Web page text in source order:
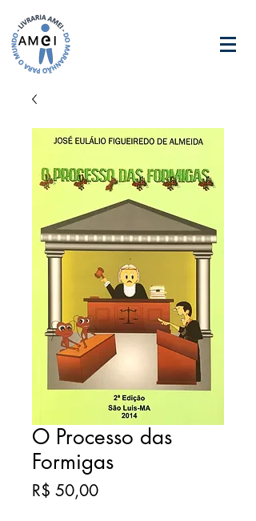
O Processo das
Formigas
R$ 50,00Preço